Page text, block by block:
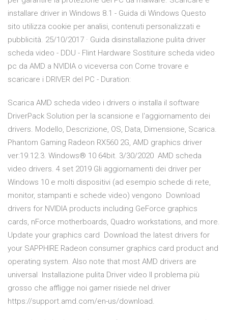
installare driver in Windows 8.1 - Guida di Windows Questo
sito utilizza cookie per analisi, contenuti personalizzati e
pubblicità. 25/10/2017 · Guida disinstallazione pulita driver
scheda video - DDU - Flint Hardware Sostituire scheda video
pc da AMD a NVIDIA o viceversa con Come trovare e
scaricare i DRIVER del PC - Duration:
Scarica AMD scheda video i drivers o installa il software
DriverPack Solution per la scansione e l'aggiornamento dei
drivers. Modello, Descrizione, OS, Data, Dimensione, Scarica.
Phantom Gaming Radeon RX560 2G, AMD graphics driver
ver:19.12.3. Windows® 10 64bit. 3/30/2020 AMD scheda
video drivers. 4 set 2019 Gli aggiornamenti dei driver per
Windows 10 e molti dispositivi (ad esempio schede di rete,
monitor, stampanti e schede video) vengono Download
drivers for NVIDIA products including GeForce graphics
cards, nForce motherboards, Quadro workstations, and more.
Update your graphics card Download the latest drivers for
your SAPPHIRE Radeon consumer graphics card product and
operating system. Also note that most AMD drivers are
universal Installazione pulita Driver video Il problema più
grosso che affligge noi gamer risiede nel driver
https://support.amd.com/en-us/download.